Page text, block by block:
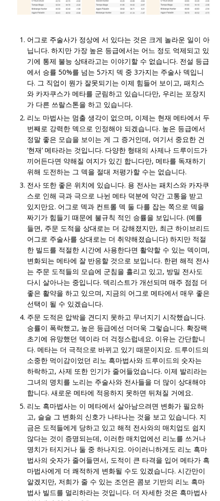
어그로 주술사가 정상에 서 있다는 것은 크게 놀라운 일이 아
닙니다. 하지만 가장 높은 등급에서는 어느 정도 억제되고 있
기에 통제 불능 상태라고는 이야기할 수 없습니다. 전설 등급
에서 승률 50%를 넘는 5가지 덱 중 3가지는 주술사 덱입니
다. 그 직업이 뭔가 잘못되기는 이제 힘들어 보이고, 패치스
와 카자쿠스가 메타를 군림하고 있습니다만, 우리는 포장지
가 다른 쓰랄스톤을 하고 있습니다.
리노 마법사는 멈출 생각이 없으며, 이제는 현재 메타에서 두
번째로 강력한 덱으로 인정해야 되겠습니다. 높은 등급에서
정말 좋은 모습을 보이는 게 그 증거인데, 여기서 중요한 건
‘현재’ 메타라는 것입니다. 다양한 형태의 사제나 드루이드가
끼어든다면 약해질 여지가 있긴 합니다만, 메타를 독재하기
위해 도전하는 그 덱을 절대 저평가할 수는 없습니다.
전사 또한 좋은 위치에 있습니다. 용 전사는 패치스와 카자쿠
스로 인해 극과 극으로 나뉜 메타 덕분에 약간 고통을 받고
있지만요. 어그로 덱과 컨트롤 덱 둘 다를 잡는 쪽으로 덱을
짜기가 힘들기 때문에 불규칙 적인 승률을 보입니다. (예를
들면, 주문 도적을 상대로는 더 강해졌지만, 최근 하이브리드
어그로 주술사를 상대로는 더 취약해졌습니다) 하지만 적절
한 빌드를 적절한 시간에 사용한다면 활약할 수 있는 덱이며,
변화되는 메타에 잘 반응할 것으로 보입니다. 한편 해적 전사
는 주문 도적들의 모습에 군침을 흘리고 있고, 방밀 전사도
다시 살아나는 중입니다. 덱리스트가 개선되며 매주 점점 더
좋은 활약을 하고 있으며, 지금의 어그로 메타에서 매우 좋은
선택이 될 수 있겠습니다.
주문 도적은 압박을 견디지 못하고 무너지기 시작했습니다.
승률이 폭락했고, 높은 등급에선 더더욱 그렇습니다. 확장팩
초기에 유망했던 덱이라 더 걱정스럽네요. 이유는 간단합니
다. 메타는 더 극적으로 바뀌고 있기 때문이지요. 드루이드의
소중한 먹이감이었던 리노 흑마법사와 드루이드의 숫자는
하락하고, 사제 또한 인기가 줄어들었습니다. 이제 발리라는
그녀의 명치를 노리는 주술사와 전사들을 더 많이 상대해야
합니다. 새로운 메타에 적응하지 못하면 뒤쳐질 거에요.
리노 흑마법사는 이 메타에서 살아남으려면 변화가 필요하
고, 슬슬 그 변화의 신호가 나타나는 것을 보고 있습니다. 지
금은 도적들에게 당하고 있고 해적 전사와의 매치업도 쉽지
않다는 것이 증명되는데, 이러한 매치업에선 리노를 쓰거나
명치가 터지거나 둘 중 하나지요. 아이러니하게도 리노 흑마
법사의 숫자가 줄어들면서, 도적이 큰 타격을 입어 메타가 흑
마법사에게 더 쾌적하게 변화될 수도 있겠습니다. 시간만이
알겠지만, 저희가 줄 수 있는 조언은 콤보 기반의 리노 흑마
법사 빌드를 멀리하라는 것입니다. 더 자세한 것은 흑마법사